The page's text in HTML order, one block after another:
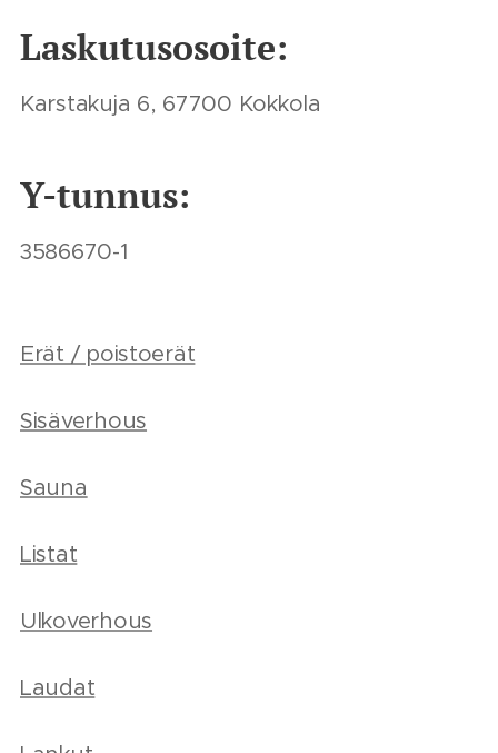
Laskutusosoite:
Karstakuja 6, 67700 Kokkola
Y-tunnus:
3586670-1
Erät / poistoerät
Sisäverhous
Sauna
Listat
Ulkoverhous
Laudat